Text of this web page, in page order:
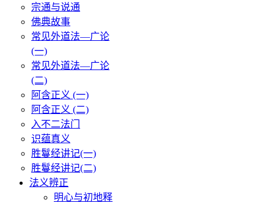
宗通与说通
佛典故事
常见外道法—广论
(一)
常见外道法—广论
(二)
阿含正义 (一)
阿含正义 (二)
入不二法门
识蕴真义
胜鬘经讲记(一)
胜鬘经讲记(二)
法义辨正
明心与初地释